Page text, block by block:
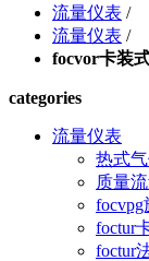
流量仪表 /
流量仪表 /
focvor卡装
categories
流量仪表
热式
质量
foctur
foctur